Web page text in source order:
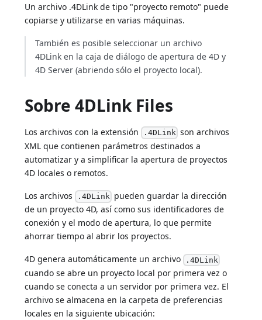
Un archivo .4DLink de tipo "proyecto remoto" puede
copiarse y utilizarse en varias máquinas.
También es posible seleccionar un archivo
4DLink en la caja de diálogo de apertura de 4D y
4D Server (abriendo sólo el proyecto local).
Sobre 4DLink Files
Los archivos con la extensión .4DLink son archivos
XML que contienen parámetros destinados a
automatizar y a simplificar la apertura de proyectos
4D locales o remotos.
Los archivos .4DLink pueden guardar la dirección
de un proyecto 4D, así como sus identificadores de
conexión y el modo de apertura, lo que permite
ahorrar tiempo al abrir los proyectos.
4D genera automáticamente un archivo .4DLink
cuando se abre un proyecto local por primera vez o
cuando se conecta a un servidor por primera vez. El
archivo se almacena en la carpeta de preferencias
locales en la siguiente ubicación: